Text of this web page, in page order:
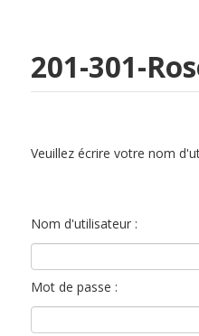
201-301-
Veuillez écrire votre nom
Nom d'utilisateur :
Mot de passe :